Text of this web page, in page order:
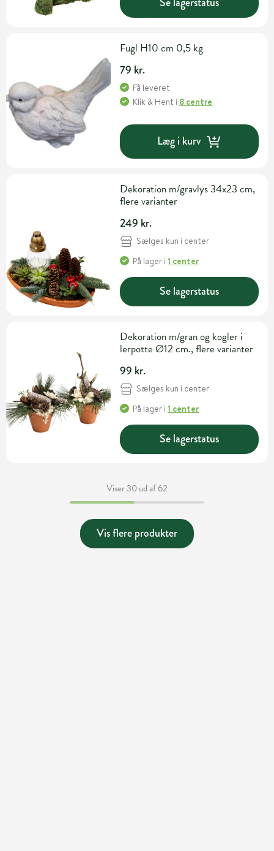
Fugl H10 cm 0,5 kg
79 kr.
Få leveret
Klik & Hent i 8 centre
Læg i kurv
Dekoration m/gravlys 34x23 cm,
flere varianter
249 kr.
Sælges kun i center
På lager i1 center
Se lagerstatus
Dekoration m/gran og kogler i
lerpotte Ø12 cm., flere varianter
99 kr.
Sælges kun i center
På lager i1 center
Se lagerstatus
Viser 30 ud af 62
Vis flere produkter